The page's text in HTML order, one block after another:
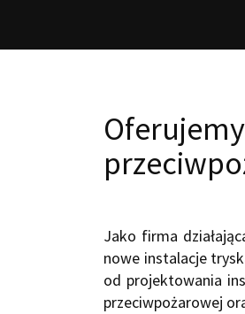
Jako firma
nowe instalacje
od projektowania
przeciwpożarowej